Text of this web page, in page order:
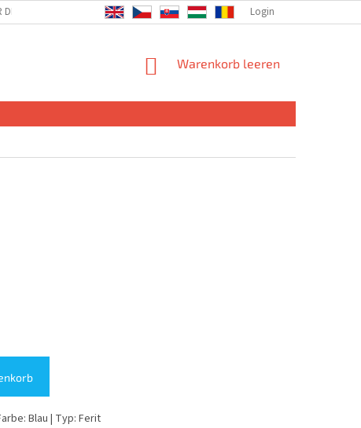
DIE GESELLSCHAFT Login
WARENKORB
Warenkorb leeren
Blau | Typ: Ferit